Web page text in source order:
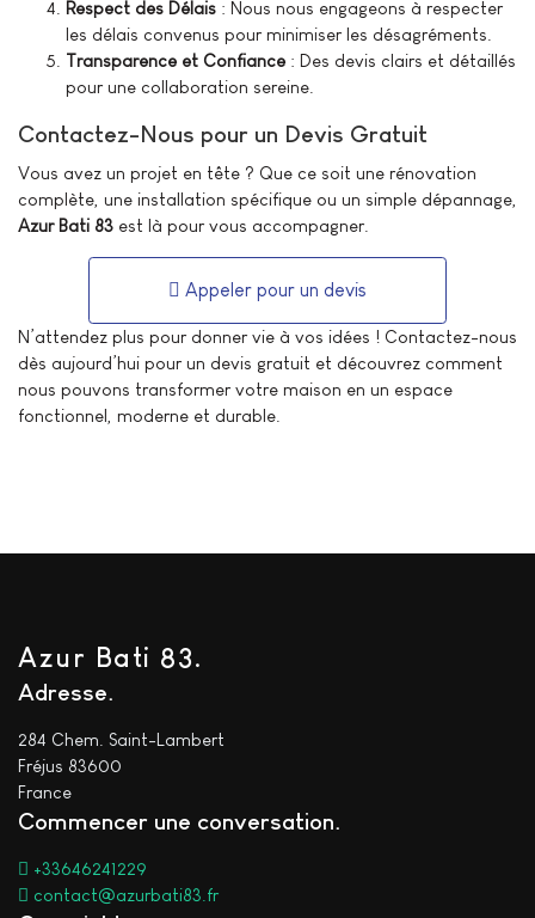
Respect des Délais : Nous nous engageons à respecter
les délais convenus pour minimiser les désagréments.
Transparence et Confiance : Des devis clairs et détaillés
pour une collaboration sereine.
Contactez-Nous pour un Devis Gratuit
Vous avez un projet en tête ? Que ce soit une rénovation
complète, une installation spécifique ou un simple dépannage,
Azur Bati 83 est là pour vous accompagner.
Appeler pour un devis
N’attendez plus pour donner vie à vos idées ! Contactez-nous
dès aujourd’hui pour un devis gratuit et découvrez comment
nous pouvons transformer votre maison en un espace
fonctionnel, moderne et durable.
Azur Bati 83.
Adresse
284 Chem. Saint-Lambert
Fréjus 83600
France
Commencer une conversation
+33646241229
contact@azurbati83.fr